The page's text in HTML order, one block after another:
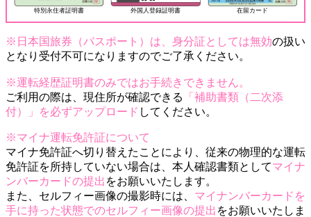
特別永住者証明書 外国人登録証明書 在留カード
※日本国旅券（パスポート）は、身分証としては無効の扱い
となり受付不可になりますのでご了承ください。
※運転経歴証明書のみではお手続きできません。
ご利用の際は、現住所が確認できる
「補助書類（二次添
付）」を必ずアップロード してください。
※マイナ運転免許証について
マイナ免許証へ切り替えたことにより、従来の物理的な運転
免許証を所持していない場合は、本人確認書類としてマイナ
ンバーカードの提出 をお願いいたします。
また、セルフィー画像の撮影時には、 マイナンバーカードを
手に持った状態でのセルフィー画像の提出 をお願いいたしま